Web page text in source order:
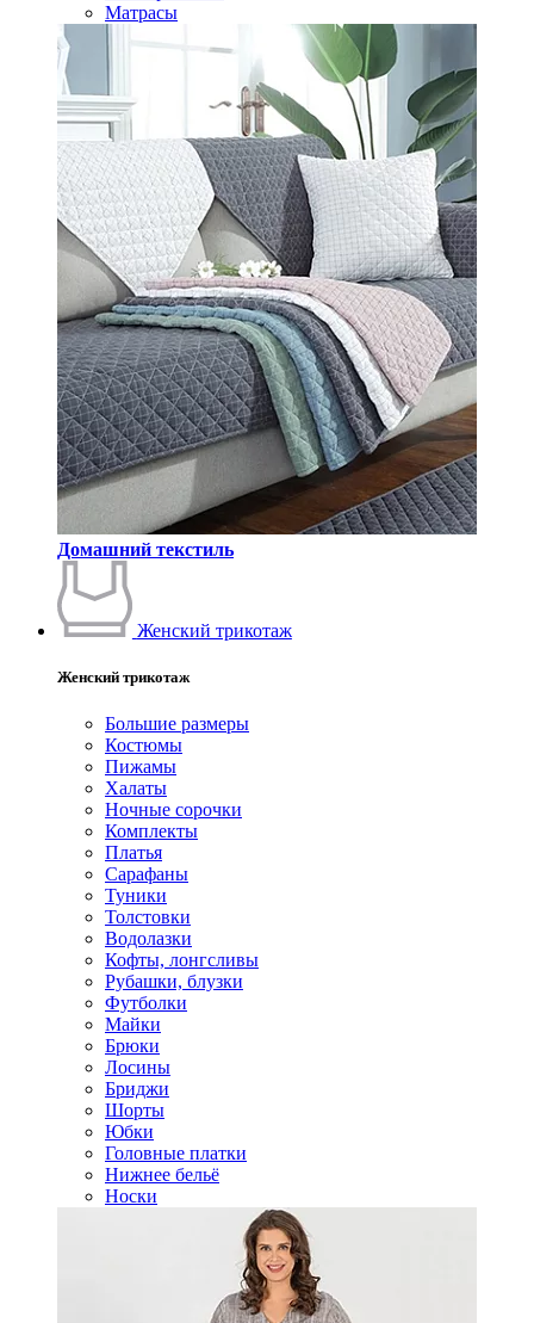
Матрасы
Домашний текстиль
Женский трикотаж
Женский трикотаж
Большие размеры
Костюмы
Пижамы
Халаты
Ночные сорочки
Комплекты
Платья
Сарафаны
Туники
Толстовки
Водолазки
Кофты, лонгсливы
Рубашки, блузки
Футболки
Майки
Брюки
Лосины
Бриджи
Шорты
Юбки
Головные платки
Нижнее бельё
Носки